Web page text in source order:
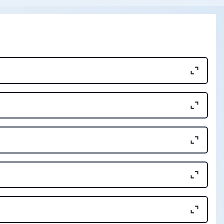
Terras Raras na Província Ígnea do Alto Paranaíba,
BRASIL